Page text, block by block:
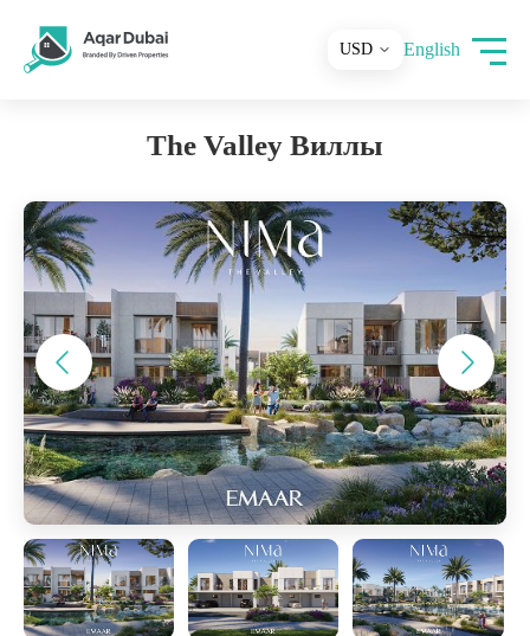
English
The Valley Виллы